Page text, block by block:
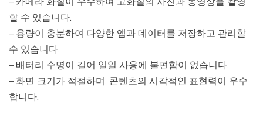
할 수 있습니다.
– 용량이 충분하여 다양한 앱과 데이터를 저장하고 관리할
수 있습니다.
– 배터리 수명이 길어 일일 사용에 불편함이 없습니다.
– 화면 크기가 적절하며, 콘텐츠의 시각적인 표현력이 우수
합니다.